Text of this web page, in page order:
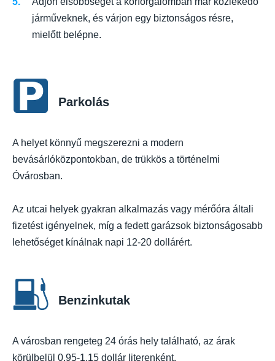
járműveknek, és várjon egy biztonságos résre,
mielőtt belépne.
Parkolás
A helyet könnyű megszerezni a modern
bevásárlóközpontokban, de trükkös a történelmi
Óvárosban.
Az utcai helyek gyakran alkalmazás vagy mérőóra általi
fizetést igényelnek, míg a fedett garázsok biztonságosabb
lehetőséget kínálnak napi 12-20 dollárért.
Benzinkutak
A városban rengeteg 24 órás hely található, az árak
körülbelül 0,95-1,15 dollár literenként.